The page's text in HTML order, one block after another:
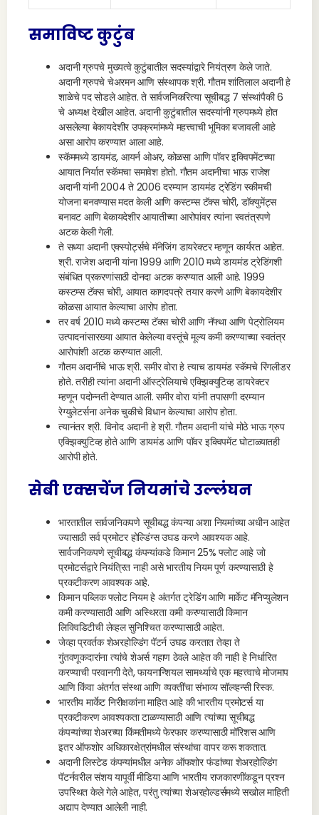
समाविष्ट कुटुंब
अदानी ग्रुपचे मुख्यत्वे कुटुंबातील सदस्यांद्वारे नियंत्रण केले जाते.
अदानी ग्रुपचे चेअरमन आणि संस्थापक श्री. गौतम शांतिलाल अदानी हे
शाळेचे पद सोडले आहेत. ते सार्वजनिकरित्या सूचीबद्ध 7 संस्थांपैकी 6
चे अध्यक्ष देखील आहेत. अदानी कुटुंबातील सदस्यांनी ग्रुपमध्ये होत
असलेल्या बेकायदेशीर उपक्रमांमध्ये महत्त्वाची भूमिका बजावली आहे
असा आरोप करण्यात आला आहे.
स्कॅममध्ये डायमंड, आयर्न ओअर, कोळसा आणि पॉवर इक्विपमेंटच्या
आयात निर्यात स्कॅमचा समावेश होतो. गौतम अदानीचा भाऊ राजेश
अदानी यांनी 2004 ते 2006 दरम्यान डायमंड ट्रेडिंग स्कीमची
योजना बनवण्यास मदत केली आणि कस्टम्स टॅक्स चोरी, डॉक्युमेंट्स
बनावट आणि बेकायदेशीर आयातीच्या आरोपांवर त्यांना स्वतंत्रपणे
अटक केली गेली.
ते सध्या अदानी एक्स्पोर्ट्सचे मॅनेजिंग डायरेक्टर म्हणून कार्यरत आहेत.
श्री. राजेश अदानी यांना 1999 आणि 2010 मध्ये डायमंड ट्रेडिंगशी
संबंधित प्रकरणांसाठी दोनदा अटक करण्यात आली आहे. 1999
कस्टम्स टॅक्स चोरी, आयात कागदपत्रे तयार करणे आणि बेकायदेशीर
कोळसा आयात केल्याचा आरोप होता.
तर वर्ष 2010 मध्ये कस्टम्स टॅक्स चोरी आणि नॅफ्था आणि पेट्रोलियम
उत्पादनांसारख्या आयात केलेल्या वस्तूंचे मूल्य कमी करण्याच्या स्वतंत्र
आरोपांशी अटक करण्यात आली.
गौतम अदानींचे भाऊ श्री. समीर वोरा हे त्याच डायमंड स्कॅमचे रिंगलीडर
होते. तरीही त्यांना अदानी ऑस्ट्रेलियाचे एक्झिक्युटिव्ह डायरेक्टर
म्हणून पदोन्नती देण्यात आली. समीर वोरा यांनी तपासणी दरम्यान
रेग्युलेटर्सना अनेक चुकीचे विधान केल्याचा आरोप होता.
त्यानंतर श्री. विनोद अदानी हे श्री. गौतम अदानी यांचे मोठे भाऊ ग्रुप
एक्झिक्युटिव्ह होते आणि डायमंड आणि पॉवर इक्विपमेंट घोटाळ्यातही
आरोपी होते.
सेबी एक्सचेंज नियमांचे उल्लंघन
भारतातील सार्वजनिकपणे सूचीबद्ध कंपन्या अशा नियमांच्या अधीन आहेत
ज्यासाठी सर्व प्रमोटर होल्डिंग्स उघड करणे आवश्यक आहे.
सार्वजनिकपणे सूचीबद्ध कंपन्यांकडे किमान 25% फ्लोट आहे जो
प्रमोटर्सद्वारे नियंत्रित नाही असे भारतीय नियम पूर्ण करण्यासाठी हे
प्रकटीकरण आवश्यक आहे.
किमान पब्लिक फ्लोट नियम हे अंतर्गत ट्रेडिंग आणि मार्केट मॅनिप्युलेशन
कमी करण्यासाठी आणि अस्थिरता कमी करण्यासाठी किमान
लिक्विडिटीची लेव्हल सुनिश्चित करण्यासाठी आहेत.
जेव्हा प्रवर्तक शेअरहोल्डिंग पॅटर्न उघड करतात तेव्हा ते
गुंतवणूकदारांना त्यांचे शेअर्स गहाण ठेवले आहेत की नाही हे निर्धारित
करण्याची परवानगी देते, फायनान्शियल सामर्थ्याचे एक महत्त्वाचे मोजमाप
आणि किंवा अंतर्गत संस्था आणि व्यक्तींचा संभाव्य सॉल्व्हन्सी रिस्क.
भारतीय मार्केट निरीक्षकांना माहित आहे की भारतीय प्रमोटर्स या
प्रकटीकरण आवश्यकता टाळण्यासाठी आणि त्यांच्या सूचीबद्ध
कंपन्यांच्या शेअरच्या किंमतीमध्ये फेरफार करण्यासाठी मॉरिशस आणि
इतर ऑफशोर अधिकारक्षेत्रांमधील संस्थांचा वापर करू शकतात.
अदानी लिस्टेड कंपन्यांमधील अनेक ऑफशोर फंडांच्या शेअरहोल्डिंग
पॅटर्नवरील संशय यापूर्वी मीडिया आणि भारतीय राजकारणींकडून प्रश्न
उपस्थित केले गेले आहेत, परंतु त्यांच्या शेअरहोल्डर्समध्ये सखोल माहिती
अद्याप देण्यात आलेली नाही.